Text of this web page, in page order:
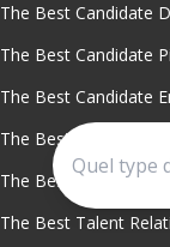
The Best Candidate
The Best Candidate
The Best Candidate
The Best Talent
The Best Talent Pool
The Best Talent